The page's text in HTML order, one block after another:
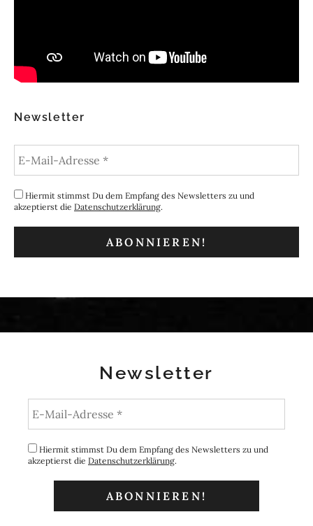
Newsletter
Hiermit stimmst Du dem Empfang des Newsletters zu und
akzeptierst die Datenschutzerklärung.
Newsletter
Hiermit stimmst Du dem Empfang des Newsletters zu und
akzeptierst die Datenschutzerklärung.